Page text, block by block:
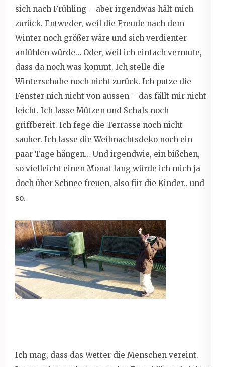
sich nach Frühling – aber irgendwas hält mich
zurück. Entweder, weil die Freude nach dem
Winter noch größer wäre und sich verdienter
anfühlen würde… Oder, weil ich einfach vermute,
dass da noch was kommt. Ich stelle die
Winterschuhe noch nicht zurück. Ich putze die
Fenster nich nicht von aussen – das fällt mir nicht
leicht. Ich lasse Mützen und Schals noch
griffbereit. Ich fege die Terrasse noch nicht
sauber. Ich lasse die Weihnachtsdeko noch ein
paar Tage hängen… Und irgendwie, ein bißchen,
so vielleicht einen Monat lang würde ich mich ja
doch über Schnee freuen, also für die Kinder.. und
so.
Ich mag, dass das Wetter die Menschen vereint.